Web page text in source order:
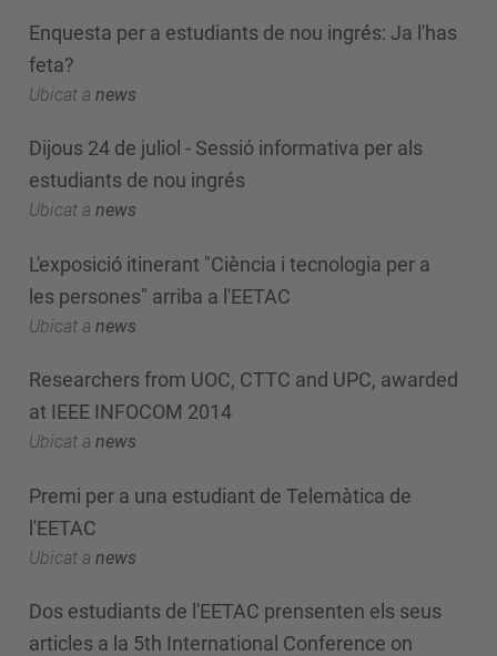
Enquesta per a estudiants de nou ingrés: Ja l'has
feta?
Ubicat a news
Dijous 24 de juliol - Sessió informativa per als
estudiants de nou ingrés
Ubicat a news
L'exposició itinerant "Ciència i tecnologia per a
les persones" arriba a l'EETAC
Ubicat a news
Researchers from UOC, CTTC and UPC, awarded
at IEEE INFOCOM 2014
Ubicat a news
Premi per a una estudiant de Telemàtica de
l'EETAC
Ubicat a news
Dos estudiants de l'EETAC prensenten els seus
articles a la 5th International Conference on